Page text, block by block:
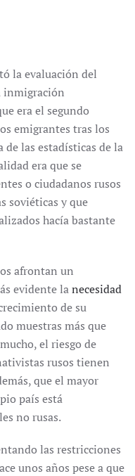
la evaluación del
inmigración
era el segundo
emigrantes tras los
de las estadísticas de la
era que se
o ciudadanos rusos
soviéticas y que
hacía bastante
afrontan un
evidente lanecesidad
de su
muestras más que
el riesgo de
rusos tienen
que el mayor
país está
no rusas.
las restricciones
unos años pese a que